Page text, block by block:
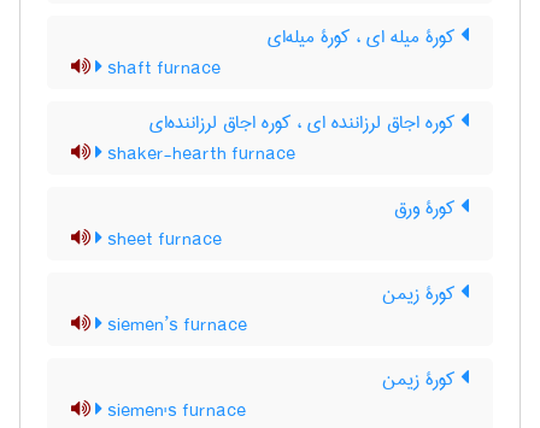
کورۀ میله ای ، کورۀ میله‌ای
shaft furnace
کوره اجاق لرزاننده ای ، کوره اجاق لرزاننده‌ای
shaker-hearth furnace
کورۀ ورق
sheet furnace
کورۀ زیمن
siemen’s furnace
کورۀ زیمن
siemen's furnace